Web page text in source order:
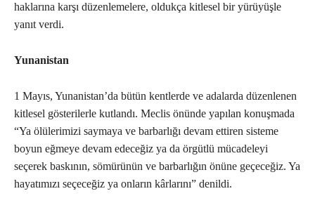
haklarına karşı düzenlemelere, oldukça kitlesel bir yürüyüşle
yanıt verdi.
Yunanistan
1 Mayıs, Yunanistan’da bütün kentlerde ve adalarda düzenlenen
kitlesel gösterilerle kutlandı. Meclis önünde yapılan konuşmada
“Ya ölülerimizi saymaya ve barbarlığı devam ettiren sisteme
boyun eğmeye devam edeceğiz ya da örgütlü mücadeleyi
seçerek baskının, sömürünün ve barbarlığın önüne geçeceğiz. Ya
hayatımızı seçeceğiz ya onların kârlarını” denildi.